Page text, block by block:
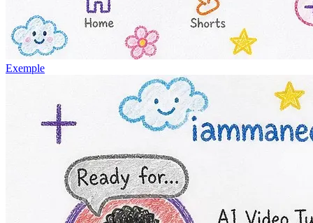
Exemple